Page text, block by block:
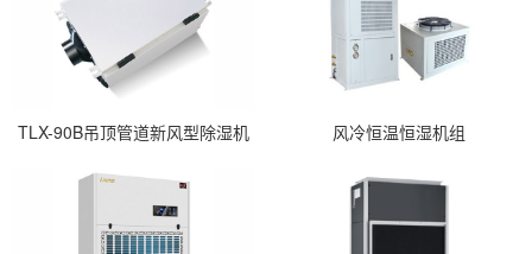
TLX-90B吊顶管道新风型除湿机 风冷恒温恒湿机组